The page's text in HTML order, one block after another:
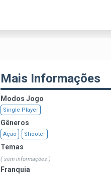
Mais Informações
Modos Jogo
Single Player
Gêneros
Ação Shooter
Temas
( sem informações )
Franquia